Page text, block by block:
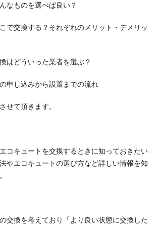
なものを選べば良い？
で交換する？それぞれのメリット・デメリッ
はどういった業者を選ぶ？
申し込みから設置までの流れ
せて頂きます。
コキュートを交換するときに知っておきたい
やエコキュートの選び方など詳しい情報を知
交換を考えており「より良い状態に交換した